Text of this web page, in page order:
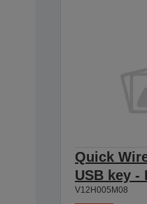
Quick
USB key -
V12H005M08